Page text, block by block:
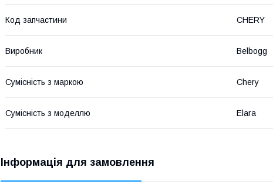
Код запчастини CHERY
Виробник Belbogg
Сумісність з маркою Chery
Сумісність з моделлю Elara
Інформація для замовлення